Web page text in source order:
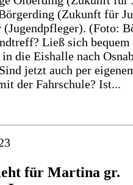
(Zukunft für
(Foto:
Ließ sich
die Eishalle nach
jetzt auch per
der Fahrschule? Ist...
für Martina gr.